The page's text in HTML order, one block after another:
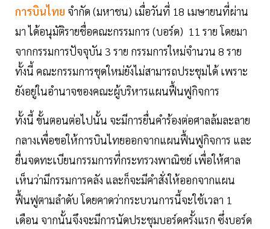
การบินไทย จำกัด (มหาชน) เมื่อวันที่ 18 เมษายนที่ผ่าน
มา ได้อนุมัติรายชื่อคณะกรรมการ (บอร์ด) 11 ราย โดยมา
จากกรรมการปัจจุบัน 3 ราย กรรมการใหม่จำนวน 8 ราย
ทั้งนี้ คณะกรรมการชุดใหม่ยังไม่สามารถประชุมได้ เพราะ
ยังอยู่ในอำนาจของคณะผู้บริหารแผนฟื้นฟูกิจการ
ทั้งนี้ ขั้นตอนต่อไปนั้น จะมีการยื่นคำร้องต่อศาลล้มละลาย
กลางเพื่อขอให้การบินไทยออกจากแผนฟื้นฟูกิจการ และ
ยื่นจดทะเบียนกรรมการที่กระทรวงพาณิชย์ เพื่อให้ศาล
เห็นว่ามีกรรมการคลัง และก็จะมีคำสั่งให้ออกจากแผน
ฟื้นฟูตามลำดับ โดยคาดว่ากระบวนการนี้จะใช้เวลา 1
เดือน จากนั้นจึงจะมีการนัดประชุมบอร์ดครั้งแรก ซึ่งบอร์ด